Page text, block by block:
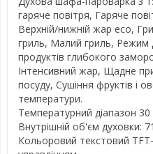
гаряче повітря, Гаряче
Верхній/нижній жар eco,
гриль, Малий гриль, Режим
продуктів глибокого
Інтенсивний жар, Щадне
посуду, Сушіння фруктів і
температури.
Температурний діапазон 30
Внутрішній об'єм духовки:
Кольоровий текстовий